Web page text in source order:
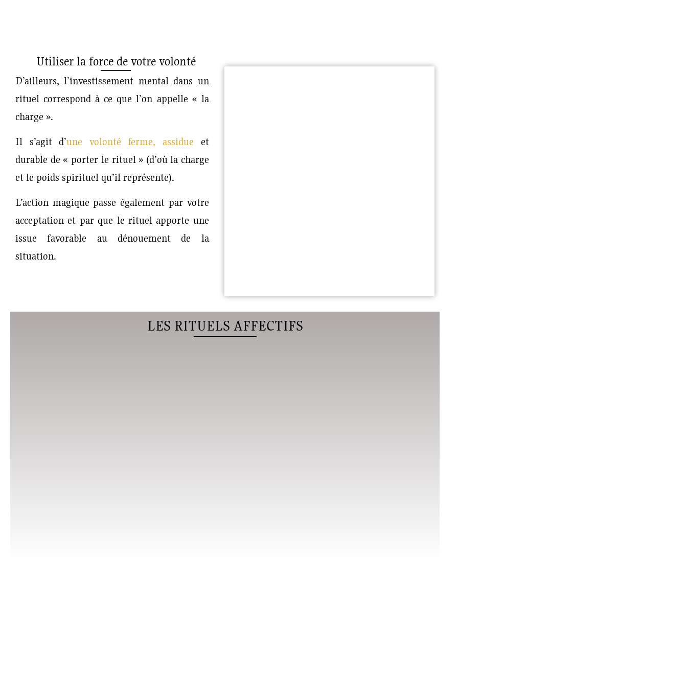
Utiliser la force de votre volonté
D’ailleurs, l’investissement mental dans un
rituel correspond à ce que l’on appelle « la
charge ».
Il s’agit d’une volonté ferme, assidue et
durable de « porter le rituel » (d’où la charge
et le poids spirituel qu’il représente).
L’action magique passe également par votre
acceptation et par que le rituel apporte une
issue favorable au dénouement de la
situation.
LES RITUELS AFFECTIFS